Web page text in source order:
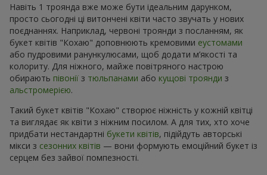
Навіть 1 троянда вже може бути ідеальним дарунком,
просто сьогодні ці витончені квіти часто звучать у нових
поєднаннях. Наприклад, червоні троянди з посланням, як
букет квітів "Кохаю" доповнюють кремовими еустомами
або пудровими ранункулюсами, щоб додати м’якості та
колориту. Для ніжного, майже повітряного настрою
обирають півонії з тюльпанами або кущові троянди з
альстромерією.
Такий букет квітів "Кохаю" створює ніжність у кожній квітці
та виглядає як квіти з ніжним посилом. А для тих, хто хоче
придбати нестандартні букети квітів, підійдуть авторські
мікси з сезонних квітів — вони формують емоційний букет із
серцем без зайвої помпезності.